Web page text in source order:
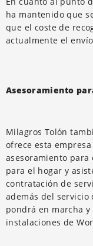
ha mantenido que
que el coste de
actualmente el
Asesoramiento
Milagros Tolón
ofrece esta
asesoramiento para
para el hogar y
contratación de
además del
pondrá en marcha
instalaciones de